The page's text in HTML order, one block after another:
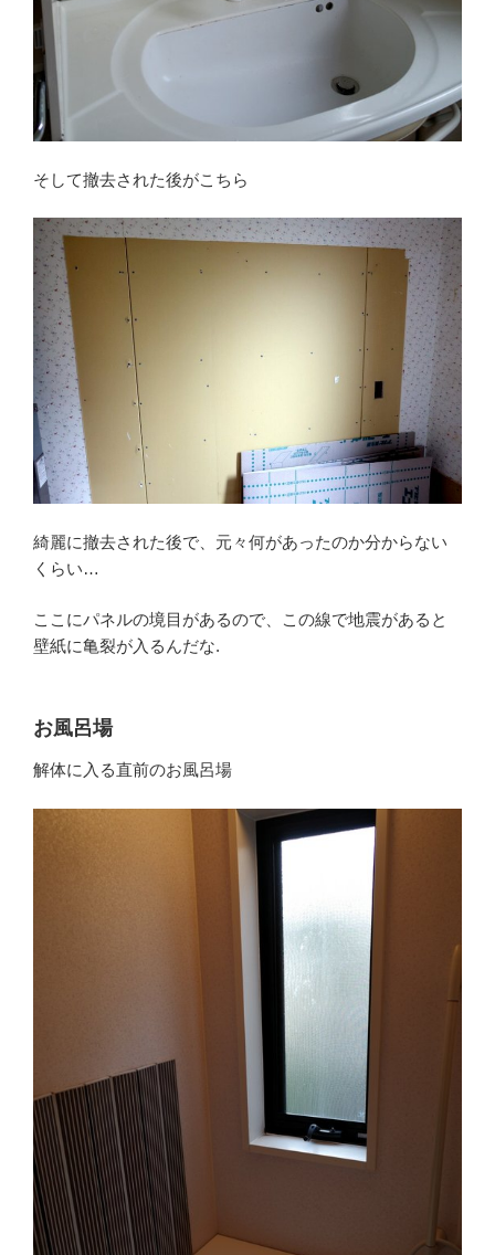
そして撤去された後がこちら
綺麗に撤去された後で、元々何があったのか分からない
くらい…
ここにパネルの境目があるので、この線で地震があると
壁紙に亀裂が入るんだな.
お風呂場
解体に入る直前のお風呂場